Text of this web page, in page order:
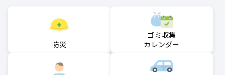
防災
ゴミ収集
カレンダー